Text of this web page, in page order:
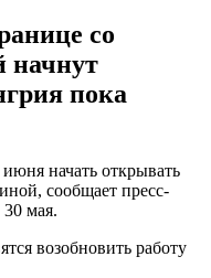
со
начнут
пока
начать открывать
сообщает пресс-
мая.
возобновить работу